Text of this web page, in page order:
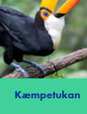
Kæmpetukan